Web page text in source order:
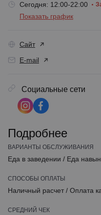
Сегодня: 12:00-22:00
Показать график
Сайт
E-mail
Социальные сети
Подробнее
ВАРИАНТЫ ОБСЛУЖИВАНИЯ
Еда в заведении / Еда
СПОСОБЫ ОПЛАТЫ
Наличный расчет / Оплата
СРЕДНИЙ ЧЕК